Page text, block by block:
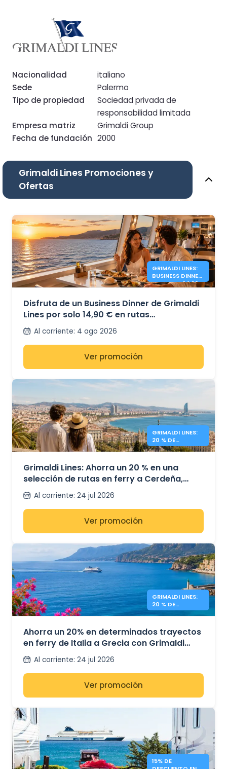
Nacionalidad
italiano
Sede
Palermo
Tipo de propiedad
Sociedad privada de
responsabilidad limitada
Empresa matriz
Grimaldi Group
Fecha de fundación 2000
Grimaldi Lines Promociones y
Ofertas
GRIMALDI LINES:
BUSINESS DINNER
POR SOLO 14,90
Disfruta de un Business Dinner de Grimaldi
Lines por solo 14,90 € en rutas
seleccionadas
Al corriente: 4 ago 2026
Ver promoción
GRIMALDI LINES:
20 % DE
DESCUENTO EN
Grimaldi Lines: Ahorra un 20 % en una
selección de rutas en ferry a Cerdeña,
Sicilia y España
Al corriente: 24 jul 2026
Ver promoción
GRIMALDI LINES:
20 % DE
DESCUENTO EN
Ahorra un 20% en determinados trayectos
en ferry de Italia a Grecia con Grimaldi
Lines.Al corriente: 24 jul 2026
Ver promoción
15% DE